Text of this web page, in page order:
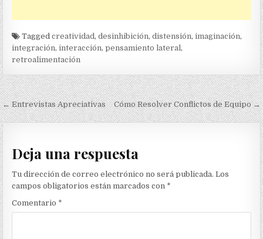
Taggedcreatividad,desinhibición,distensión,imaginación,
integración,interacción,pensamiento lateral,
retroalimentación
Navegación
de
← Entrevistas Apreciativas Cómo Resolver Conflictos de Equipo →
Deja una respuesta
Tu dirección de correo electrónico no será publicada. Los
campos obligatorios están marcados con *
Comentario *